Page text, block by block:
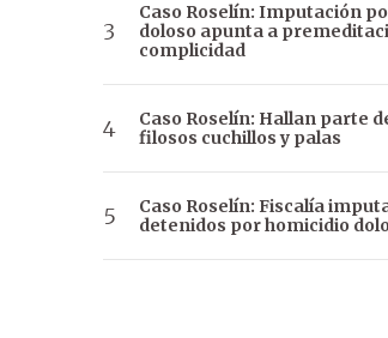
Caso Roselín: Imputación
doloso apunta a
complicidad
Caso Roselín: Hallan parte
filosos cuchillos y palas
Caso Roselín: Fiscalía
detenidos por homicidio